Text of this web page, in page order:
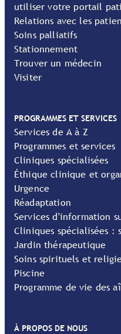
utiliser votre portail
Relations avec les
Soins palliatifs
Stationnement
Trouver un médecin
Visiter
PROGRAMMES ET SERVICES
Services de A à Z
Programmes et services
Cliniques spécialisées
Éthique clinique et
Urgence
Réadaptation
Services d'information
Cliniques spécialisées :
Jardin thérapeutique
Soins spirituels et
Piscine
Programme de vie des
À PROPOS DE NOUS